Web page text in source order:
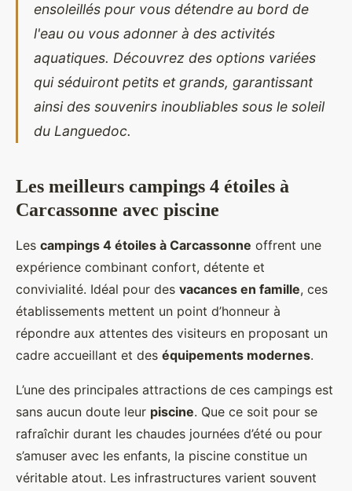
ensoleillés pour vous détendre au bord de
l'eau ou vous adonner à des activités
aquatiques. Découvrez des options variées
qui séduiront petits et grands, garantissant
ainsi des souvenirs inoubliables sous le soleil
du Languedoc.
Les meilleurs campings 4 étoiles à
Carcassonne avec piscine
Les campings 4 étoiles à Carcassonne offrent une
expérience combinant confort, détente et
convivialité. Idéal pour des vacances en famille, ces
établissements mettent un point d’honneur à
répondre aux attentes des visiteurs en proposant un
cadre accueillant et des équipements modernes.
L’une des principales attractions de ces campings est
sans aucun doute leur piscine. Que ce soit pour se
rafraîchir durant les chaudes journées d’été ou pour
s’amuser avec les enfants, la piscine constitue un
véritable atout. Les infrastructures varient souvent